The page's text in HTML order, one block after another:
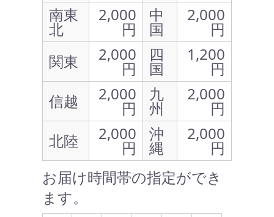
南東
北
2,000
円
中
国
2,000
円
関東
2,000
円
四
国
1,200
円
信越
2,000
円
九
州
2,000
円
北陸
2,000
円
沖
縄
2,000
円
お届け時間帯の指定ができ
ます。